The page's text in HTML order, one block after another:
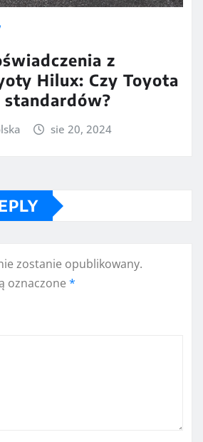
z
Hilux: Czy Toyota
sie 20, 2024
zostanie opublikowany.
oznaczone *